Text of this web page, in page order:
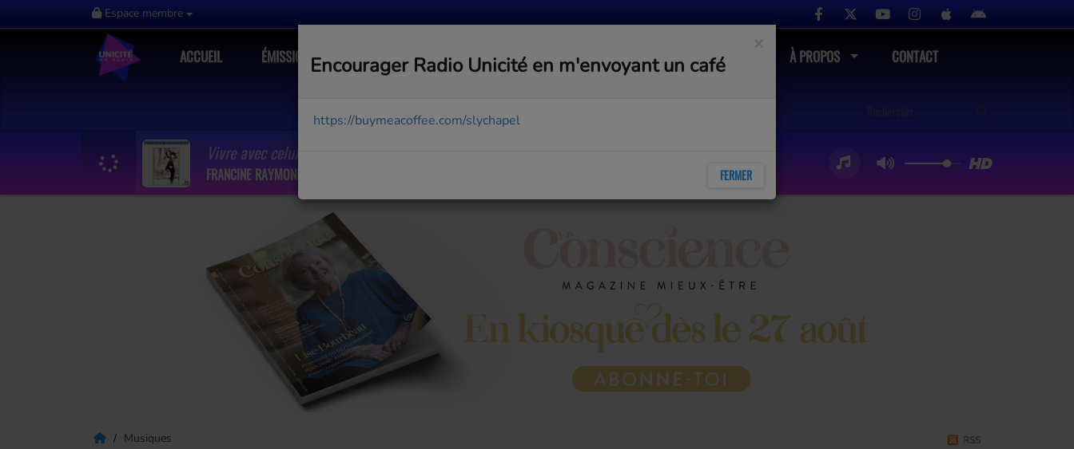
Espace membre
ACCUEIL ÉMISSIONS MUSIQUE ACTUALITÉS MÉDIAS COMMUNAUTÉ À PROPOS CONTACT
Vivre avec celui qu'on aime
FRANCINE RAYMOND
Musiques RSS
×
Encourager Radio Unicité en m'envoyant un café
https://buymeacoffee.com/slychapel
FERMER